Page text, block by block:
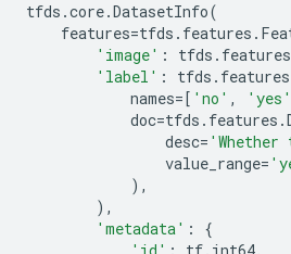
tfds .core.DatasetInfo(
features=tfds . features .
'image' : tfds . features
'label' : tfds . features
names=[ 'no' , 'yes'
doc=tfds . features .
desc=
value_range=
),
),
'metadata' :
{